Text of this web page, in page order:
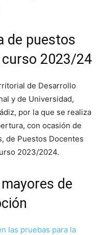
de puestos
2023/24
de Desarrollo
y de Universidad,
por la que se realiza
con ocasión de
de Puestos Docentes
2023/2024.
de
las pruebas para la